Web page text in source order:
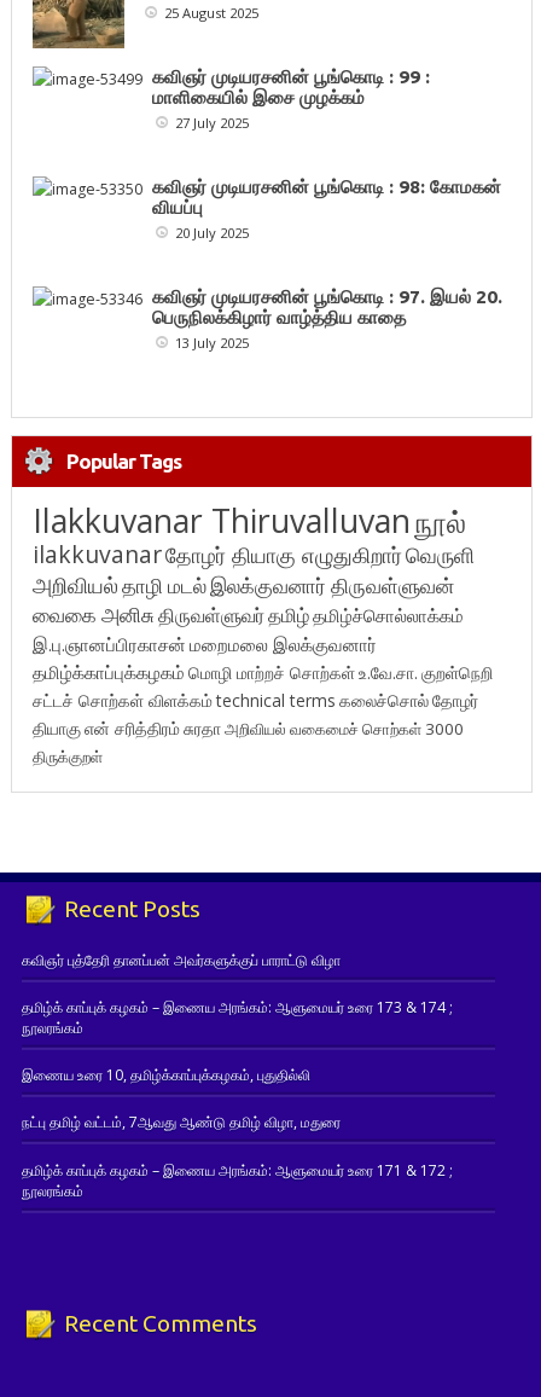
25 August 2025
கவிஞர் முடியரசனின் பூங்கொடி : 99 :
மாளிகையில் இசை முழக்கம்
27 July 2025
கவிஞர் முடியரசனின் பூங்கொடி : 98: கோமகன்
வியப்பு
20 July 2025
கவிஞர் முடியரசனின் பூங்கொடி : 97. இயல் 20.
பெருநிலக்கிழார் வாழ்த்திய காதை
13 July 2025
Popular Tags
Ilakkuvanar Thiruvalluvanநூல்
ilakkuvanarதோழர் தியாகு எழுதுகிறார்வெருளி
அறிவியல்தாழி மடல்இலக்குவனார் திருவள்ளுவன்
வைகை அனிசுதிருவள்ளுவர்தமிழ்தமிழ்ச்சொல்லாக்கம்
இ.பு.ஞானப்பிரகாசன் மறைமலை இலக்குவனார்
தமிழ்க்காப்புக்கழகம் மொழி மாற்றச் சொற்கள்உ.வே.சா. குறள்நெறி
சட்டச் சொற்கள் விளக்கம்technical terms கலைச்சொல்தோழர்
தியாகுஎன் சரித்திரம்சுரதாஅறிவியல் வகைமைச் சொற்கள் 3000
திருக்குறள்
Recent Posts
கவிஞர் புத்தேரி தானப்பன் அவர்களுக்குப் பாராட்டு விழா
தமிழ்க் காப்புக் கழகம் – இணைய அரங்கம்: ஆளுமையர் உரை 173 & 174 ;
நூலரங்கம்
இணைய உரை 10, தமிழ்க்காப்புக்கழகம், புதுதில்லி
நட்பு தமிழ் வட்டம், 7ஆவது ஆண்டு தமிழ் விழா, மதுரை
தமிழ்க் காப்புக் கழகம் – இணைய அரங்கம்: ஆளுமையர் உரை 171 & 172 ;
நூலரங்கம்
Recent Comments